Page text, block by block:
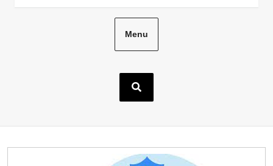
Menu